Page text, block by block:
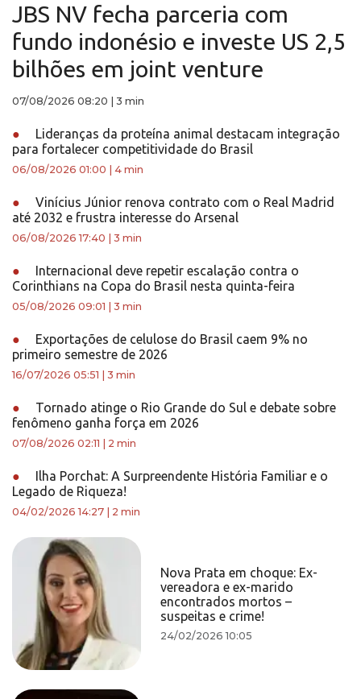
JBS NV fecha parceria com
fundo indonésio e investe US 2,5
bilhões em joint venture
07/08/2026 08:20 3 min
●
Lideranças da proteína animal destacam integração
para fortalecer competitividade do Brasil
06/08/2026 01:00 4 min
●
Vinícius Júnior renova contrato com o Real Madrid
até 2032 e frustra interesse do Arsenal
06/08/2026 17:40 3 min
●
Internacional deve repetir escalação contra o
Corinthians na Copa do Brasil nesta quinta-feira
05/08/2026 09:01 3 min
●
Exportações de celulose do Brasil caem 9% no
primeiro semestre de 2026
16/07/2026 05:51 3 min
●
Tornado atinge o Rio Grande do Sul e debate sobre
fenômeno ganha força em 2026
07/08/2026 02:11 2 min
●
Ilha Porchat: A Surpreendente História Familiar e o
Legado de Riqueza!
04/02/2026 14:27 2 min
Nova Prata em choque: Ex-
vereadora e ex-marido
encontrados mortos –
suspeitas e crime!
24/02/2026 10:05